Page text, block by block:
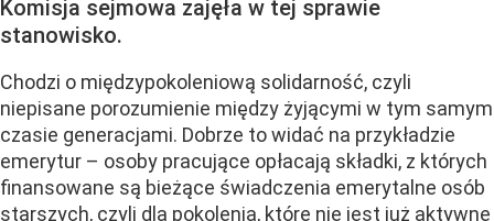
Komisja sejmowa zajęła w tej sprawie
stanowisko.
Chodzi o międzypokoleniową solidarność, czyli
niepisane porozumienie między żyjącymi w tym samym
czasie generacjami. Dobrze to widać na przykładzie
emerytur – osoby pracujące opłacają składki, z których
finansowane są bieżące świadczenia emerytalne osób
starszych, czyli dla pokolenia, które nie jest już aktywne